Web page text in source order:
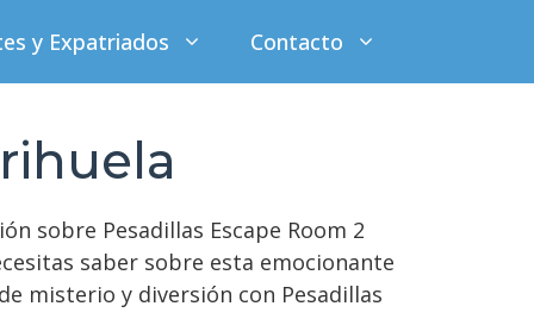
y Expatriados Contacto
sobre Pesadillas Escape Room 2
saber sobre esta emocionante
misterio y diversión con Pesadillas